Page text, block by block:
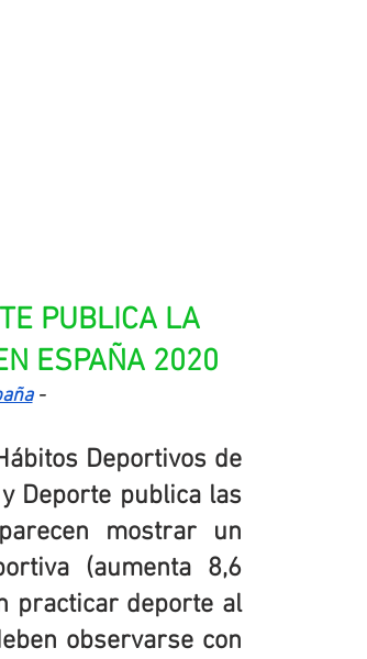
PUBLICA LA
ESPAÑA 2020
-
Deportivos de
Deporte publica las
mostrar un
(aumenta 8,6
practicar deporte al
observarse con